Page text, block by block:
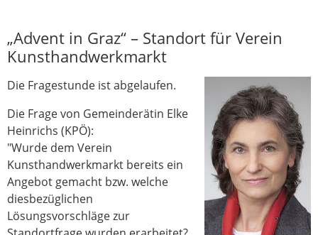
„Advent in Graz“ – Standort für Verein
Kunsthandwerkmarkt
Die Fragestunde ist abgelaufen.
Die Frage von Gemeinderätin Elke
Heinrichs (KPÖ):
"Wurde dem Verein
Kunsthandwerkmarkt bereits ein
Angebot gemacht bzw. welche
diesbezüglichen
Lösungsvorschläge zur